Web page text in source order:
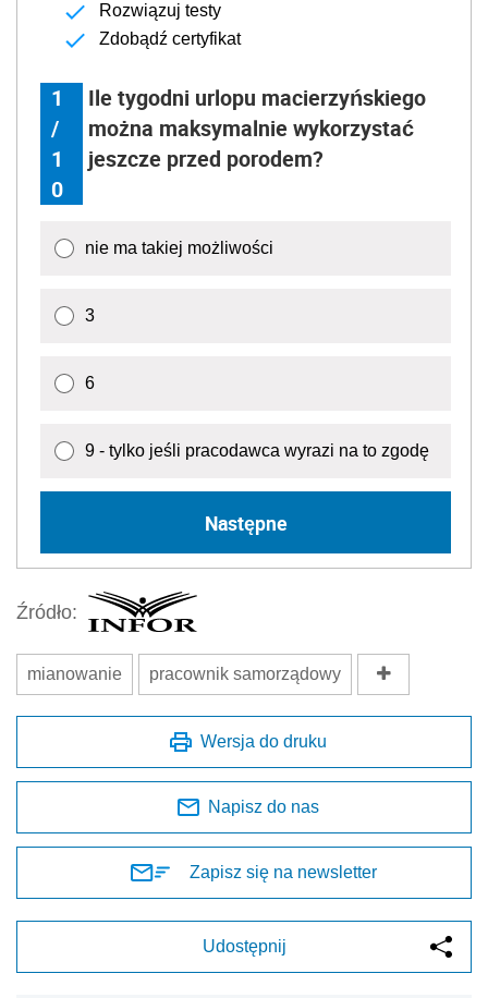
Rozwiązuj testy
Zdobądź certyfikat
1
/
1
0
Ile tygodni urlopu macierzyńskiego
można maksymalnie wykorzystać
jeszcze przed porodem?
nie ma takiej możliwości
3
6
9 - tylko jeśli pracodawca wyrazi na to zgodę
Następne
Źródło:
mianowanie pracownik samorządowy
Wersja do druku
Napisz do nas
Zapisz się na newsletter
Udostępnij